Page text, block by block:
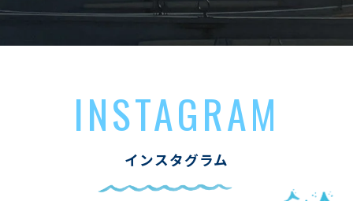
INSTAGRAM
インスタグラム